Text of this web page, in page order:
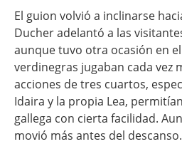
El guion volvió a inclinarse
Ducher adelantó a las
aunque tuvo otra ocasión en
verdinegras jugaban cada vez
acciones de tres cuartos,
Idaira y la propia Lea,
gallega con cierta facilidad.
movió más antes del descanso.